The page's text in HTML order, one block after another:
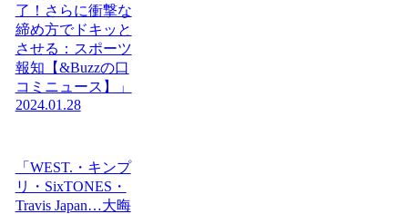
了！さらに衝撃な
締め方でドキッと
させる：スポーツ
報知【&Buzzの口
コミニュース】」
2024.01.28
「WEST.・キンプ
リ・SixTONES・
Travis Japan…大晦